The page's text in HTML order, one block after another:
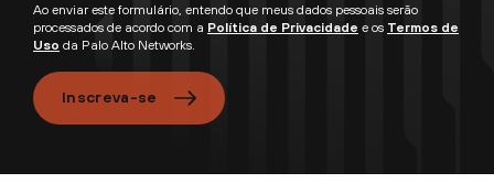
Ao enviar este formulário, entendo que meus dados pessoais serão
processados de acordo com a Política de Privacidade e os Termos de
Uso da Palo Alto Networks.
Inscreva-se